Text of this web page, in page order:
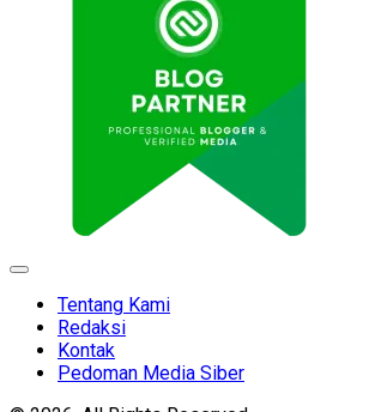
Expand
Tentang Kami
Redaksi
Kontak
Pedoman Media Siber